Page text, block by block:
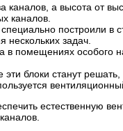
каналов, а высота от
каналов.
построили в
задач.
помещениях особого
блоки станут
естественную